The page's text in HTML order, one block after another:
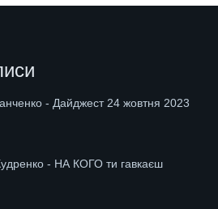
- Дайджест 24 жовтня 2023
- НА КОГО ти гавкаєш